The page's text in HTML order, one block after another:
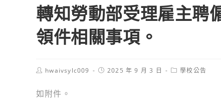
轉知勞動部受理雇主聘
領件相關事項。
Posthwaivsylc009
Post2025 年 9 月 3 日
Post學校公告
如附件。